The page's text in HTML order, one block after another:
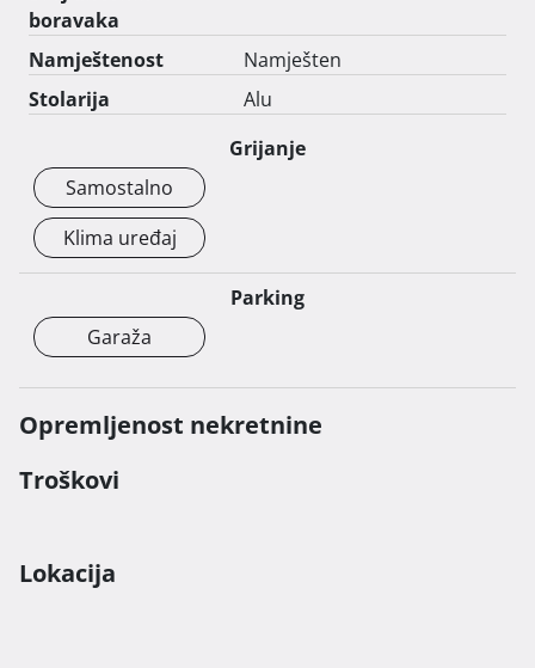
katu se nalazi jedan komforan apartman od 70m2 sa
terasom površine 20m2.
Posjetite nas i otkrijte svoj novi dom u Podstrani -
boravaka
Namještenost
Namješten
Stolarija
Alu
Grijanje
Samostalno
Klima uređaj
Parking
Garaža
Opremljenost nekretnine
Troškovi
Lokacija